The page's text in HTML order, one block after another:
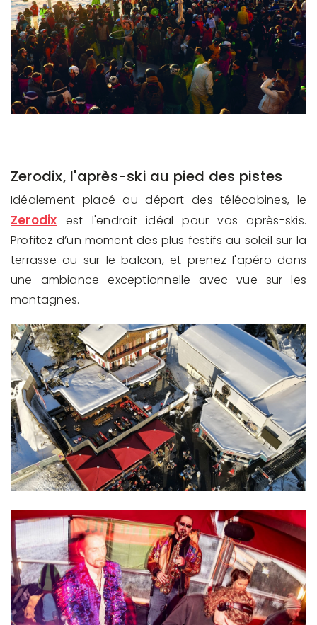
Zerodix, l'après-ski au pied des pistes
Idéalement placé au départ des télécabines, le
Zerodix est l'endroit idéal pour vos après-skis.
Profitez d’un moment des plus festifs au soleil sur la
terrasse ou sur le balcon, et prenez l'apéro dans
une ambiance exceptionnelle avec vue sur les
montagnes.